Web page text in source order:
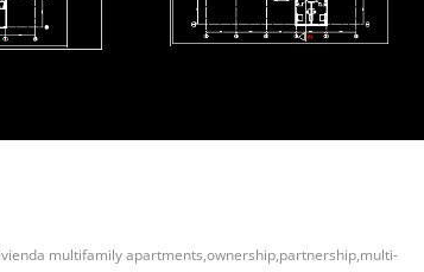
multifamily apartments,ownership,partnership,multi-